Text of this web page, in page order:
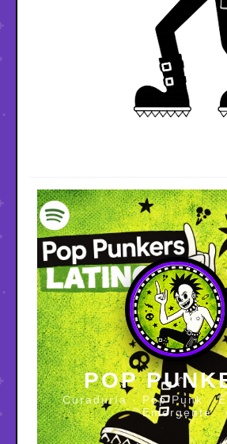
POP
Curaduría · Pop Punk ·
Emergente